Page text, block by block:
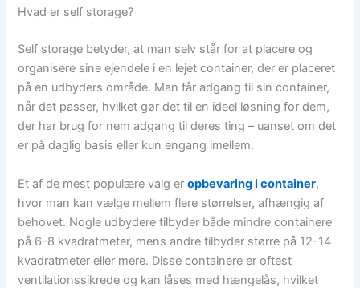
Hvad er self storage?
Self storage betyder, at man selv står for at placere og
organisere sine ejendele i en lejet container, der er placeret
på en udbyders område. Man får adgang til sin container,
når det passer, hvilket gør det til en ideel løsning for dem,
der har brug for nem adgang til deres ting – uanset om det
er på daglig basis eller kun engang imellem.
Et af de mest populære valg eropbevaring i container,
hvor man kan vælge mellem flere størrelser, afhængig af
behovet. Nogle udbydere tilbyder både mindre containere
på 6-8 kvadratmeter, mens andre tilbyder større på 12-14
kvadratmeter eller mere. Disse containere er oftest
ventilationssikrede og kan låses med hængelås, hvilket